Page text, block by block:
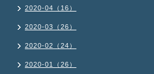
2020-04（16）
2020-03（26）
2020-02（24）
2020-01（26）